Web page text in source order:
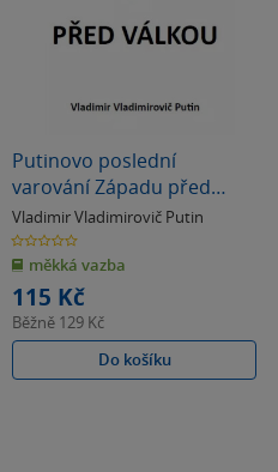
Putinovo poslední
varování Západu před
válkou
Vladimir Vladimirovič Putin
0.0
z
5
hvězdiček
měkká vazba
115 Kč
Běžně 129 Kč
Do košíku